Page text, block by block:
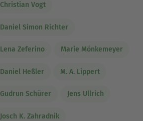
Christian Vogt
Daniel Simon Richter
Lena Zeferino Marie Mönkemeyer
Daniel Heßler M. A. Lippert
Gudrun Schürer Jens Ullrich
Josch K. Zahradnik